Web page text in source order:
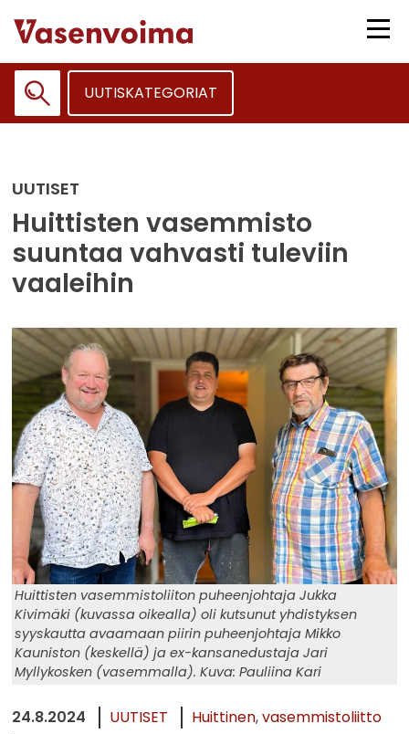
sisältöön
UUTISKATEGORIAT
UUTISET
Huittisten vasemmisto
suuntaa vahvasti tuleviin
vaaleihin
Huittisten vasemmistoliiton puheenjohtaja Jukka
Kivimäki (kuvassa oikealla) oli kutsunut yhdistyksen
syyskautta avaamaan piirin puheenjohtaja Mikko
Kauniston (keskellä) ja ex-kansanedustaja Jari
Myllykosken (vasemmalla). Kuva: Pauliina Kari
24.8.2024 UUTISET Huittinen vasemmistoliitto